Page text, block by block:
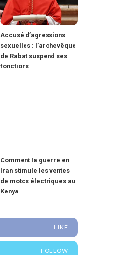
Accusé d’agressions
sexuelles : l’archevêque
de Rabat suspend ses
fonctions
Comment la guerre en
Iran stimule les ventes
de motos électriques au
Kenya
LIKE
FOLLOW